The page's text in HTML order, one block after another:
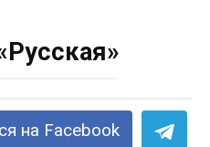
на Facebook